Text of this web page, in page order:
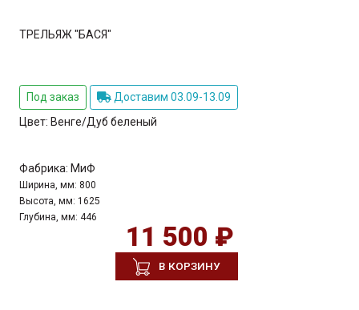
ТРЕЛЬЯЖ "БАСЯ"
Под заказ
Доставим 03.09-13.09
Цвет: Венге/Дуб беленый
Фабрика: МиФ
Ширина, мм: 800
Высота, мм: 1625
Глубина, мм: 446
11 500 ₽
В КОРЗИНУ